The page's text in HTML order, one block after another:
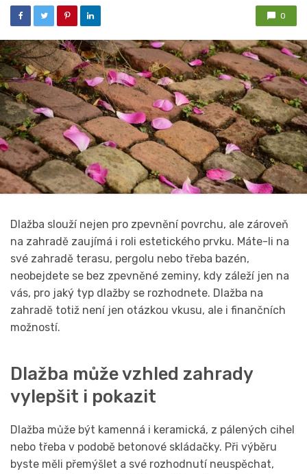
0
Dlažba slouží nejen pro zpevnění povrchu, ale zároveň
na zahradě zaujímá i roli estetického prvku. Máte-li na
své zahradě terasu, pergolu nebo třeba bazén,
neobejdete se bez zpevněné zeminy, kdy záleží jen na
vás, pro jaký typ dlažby se rozhodnete. Dlažba na
zahradě totiž není jen otázkou vkusu, ale i finančních
možností.
Dlažba může vzhled zahrady
vylepšit i pokazit
Dlažba může být kamenná i keramická, z pálených cihel
nebo třeba v podobě betonové skládačky. Při výběru
byste měli přemýšlet a své rozhodnutí neuspěchat,